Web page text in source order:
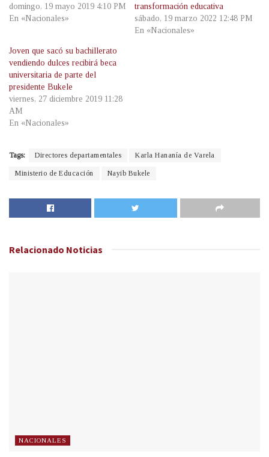
domingo, 19 mayo 2019 4:10 PM
En «Nacionales»
transformación educativa
sábado, 19 marzo 2022 12:48 PM
En «Nacionales»
Joven que sacó su bachillerato
vendiendo dulces recibirá beca
universitaria de parte del
presidente Bukele
viernes, 27 diciembre 2019 11:28
AM
En «Nacionales»
Tags: Directores departamentales Karla Hananía de Varela
Ministerio de Educación Nayib Bukele
Relacionado Noticias
NACIONALES